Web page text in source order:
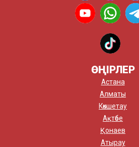
ӨҢІРЛЕР
Астана
Алматы
Көкшетау
Ақтөбе
Қонаев
Атырау